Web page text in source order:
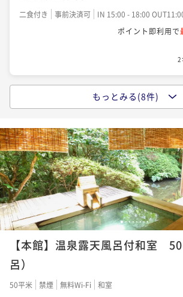
二食付き 事前決済可
IN 15:00 - 18:00
ポイント即利用で
2
【1日20名様限定】夕涼み、静寂のラウ
別な宵
二食付き 事前決済可
IN 15:00 - 18:00
ポイント即利用で
2
ポイントアップ
【スタンダード】海石榴伝統の会席料
のお部屋食／1泊2食付
二食付き 事前決済可
もっとみる(8件)
12345678
【本館】温泉露天風呂付和室
呂）
50平米 禁煙 無料Wi-Fi 和室